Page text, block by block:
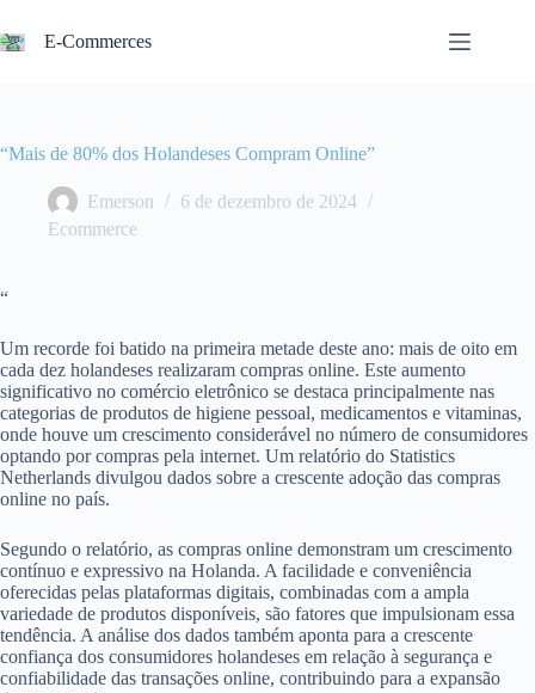
para
o
E-Commerces
“Mais de 80% dos Holandeses Compram Online”
Emerson
6 de dezembro de 2024
Ecommerce
“
Um recorde foi batido na primeira metade deste ano: mais de oito em
cada dez holandeses realizaram compras online. Este aumento
significativo no comércio eletrônico se destaca principalmente nas
categorias de produtos de higiene pessoal, medicamentos e vitaminas,
onde houve um crescimento considerável no número de consumidores
optando por compras pela internet. Um relatório do Statistics
Netherlands divulgou dados sobre a crescente adoção das compras
online no país.
Segundo o relatório, as compras online demonstram um crescimento
contínuo e expressivo na Holanda. A facilidade e conveniência
oferecidas pelas plataformas digitais, combinadas com a ampla
variedade de produtos disponíveis, são fatores que impulsionam essa
tendência. A análise dos dados também aponta para a crescente
confiança dos consumidores holandeses em relação à segurança e
confiabilidade das transações online, contribuindo para a expansão